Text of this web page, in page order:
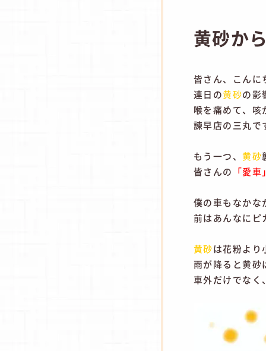
黄砂か
皆さん、こんに
連日の黄砂の影
喉を痛めて、咳
諫早店の三丸
もう一つ、黄砂
皆さんの 「愛車」
僕の車もなかな
前はあんなにピ
黄砂は花粉より
雨が降ると黄
車外だけでなく、